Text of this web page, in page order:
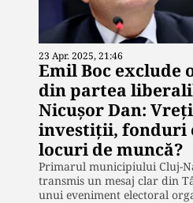
23 Apr. 2025, 21:46
Emil Boc exclude
din partea
Nicușor Dan:
investiții, fonduri
locuri de muncă?
Primarul municipiului Cluj-
transmis un mesaj clar din
unui eveniment electoral